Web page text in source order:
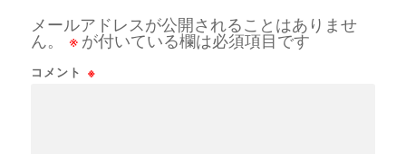
メールアドレスが公開されることはありませ
ん。
※ が付いている欄は必須項目です
コメント ※